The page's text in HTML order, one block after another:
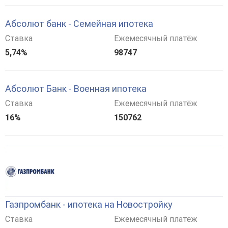
Абсолют банк - Семейная ипотека
Ставка
5,74%
Ежемесячный платёж
98747
Абсолют Банк - Военная ипотека
Ставка
16%
Ежемесячный платёж
150762
Газпромбанк - ипотека на Новостройку
Ставка
Ежемесячный платёж